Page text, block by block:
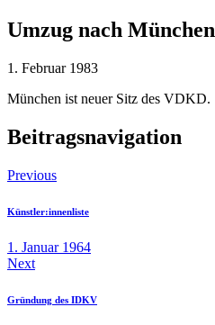
Umzug nach München
1. Februar 1983
München ist neuer Sitz des VDKD.
Beitragsnavigation
Previous
Künstler:innenliste
1. Januar 1964
Next
Gründung des IDKV